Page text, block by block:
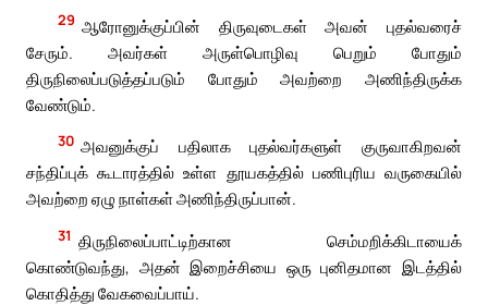
29 ஆரோனுக்குப்பின் திருவுடைகள் அவன் புதல்வரைச்
சேரும். அவர்கள் அருள்பொழிவு பெறும் போதும்
திருநிலைப்படுத்தப்படும் போதும் அவற்றை அணிந்திருக்க
வேண்டும்.
30 அவனுக்குப் பதிலாக புதல்வர்களுள் குருவாகிறவன்
சந்திப்புக் கூடாரத்தில் உள்ள தூயகத்தில் பணிபுரிய வருகையில்
அவற்றை ஏழு நாள்கள் அணிந்திருப்பான்.
31 திருநிலைப்பாட்டிற்கான செம்மறிக்கிடாயைக்
கொண்டுவந்து, அதன் இறைச்சியை ஒரு புனிதமான இடத்தில்
கொதித்து வேகவைப்பாய்.